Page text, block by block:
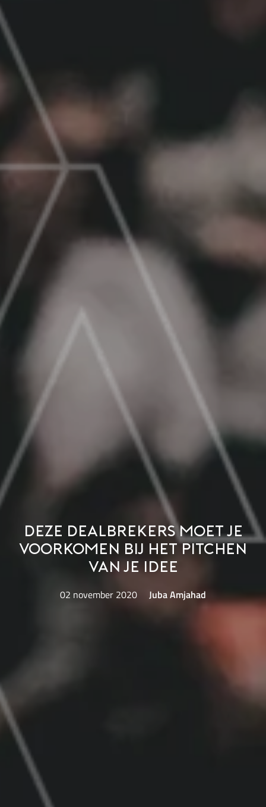
Deze dealbrekers moet je
voorkomen bij het pitchen
van je idee
02 november 2020 Juba Amjahad